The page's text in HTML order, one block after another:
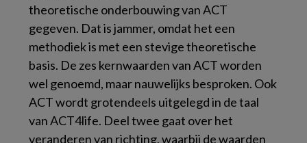
theoretische onderbouwing van ACT
gegeven. Dat is jammer, omdat het een
methodiek is met een stevige theoretische
basis. De zes kernwaarden van ACT worden
wel genoemd, maar nauwelijks besproken. Ook
ACT wordt grotendeels uitgelegd in de taal
van ACT4life. Deel twee gaat over het
veranderen van richting, waarbij de waarden